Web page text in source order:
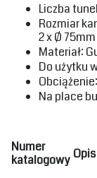
‎Liczba
‎Rozmiar
‎2 x Ø 75mm‎
‎Materiał:
‎Do użytku
‎Na place
Numer
katalogowy ‎Opis‎